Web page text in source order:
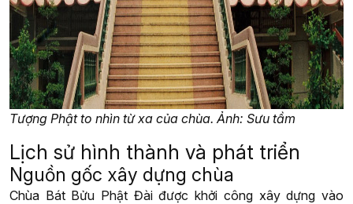
Tượng Phật to nhìn từ xa của chùa. Ảnh: Sưu tầm
Lịch sử hình thành và phát triển
Nguồn gốc xây dựng chùa
Chùa Bát Bửu Phật Đài được khởi công xây dựng vào